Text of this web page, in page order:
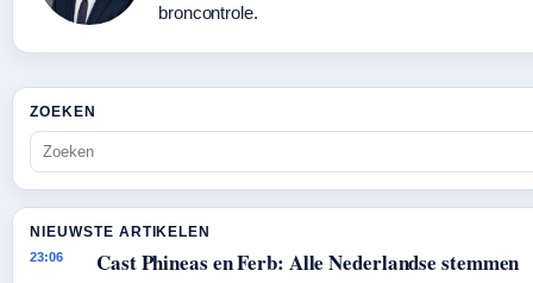
broncontrole.
ZOEKEN
NIEUWSTE ARTIKELEN
23:06 Cast Phineas en Ferb: Alle Nederlandse stemmen